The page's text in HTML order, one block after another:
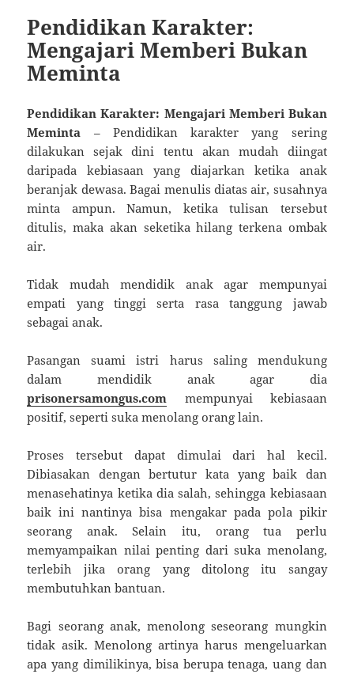
Pendidikan Karakter:
Mengajari Memberi Bukan
Meminta
Pendidikan Karakter: Mengajari Memberi Bukan
Meminta – Pendidikan karakter yang sering
dilakukan sejak dini tentu akan mudah diingat
daripada kebiasaan yang diajarkan ketika anak
beranjak dewasa. Bagai menulis diatas air, susahnya
minta ampun. Namun, ketika tulisan tersebut
ditulis, maka akan seketika hilang terkena ombak
air.
Tidak mudah mendidik anak agar mempunyai
empati yang tinggi serta rasa tanggung jawab
sebagai anak.
Pasangan suami istri harus saling mendukung
dalam mendidik anak agar dia
prisonersamongus.com mempunyai kebiasaan
positif, seperti suka menolang orang lain.
Proses tersebut dapat dimulai dari hal kecil.
Dibiasakan dengan bertutur kata yang baik dan
menasehatinya ketika dia salah, sehingga kebiasaan
baik ini nantinya bisa mengakar pada pola pikir
seorang anak. Selain itu, orang tua perlu
memyampaikan nilai penting dari suka menolang,
terlebih jika orang yang ditolong itu sangay
membutuhkan bantuan.
Bagi seorang anak, menolong seseorang mungkin
tidak asik. Menolong artinya harus mengeluarkan
apa yang dimilikinya, bisa berupa tenaga, uang dan